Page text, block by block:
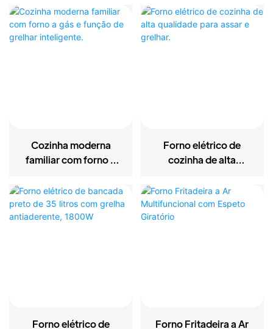
Cozinha moderna
familiar com forno a
inteligente.
Forno elétrico de
cozinha de alta
grelhar.
Forno elétrico de
Forno Fritadeira a Ar